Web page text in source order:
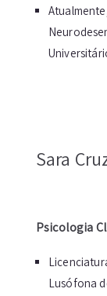
Sara
Psicologia
Lusófona